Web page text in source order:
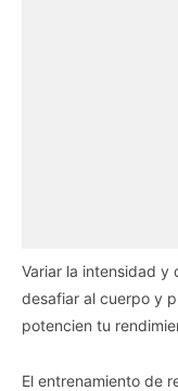
Variar la intensidad y
desafiar al cuerpo y
potencien tu
El entrenamiento de